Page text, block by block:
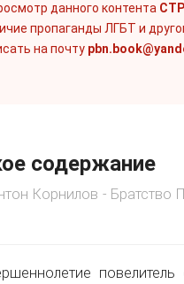
данного контента
пропаганды ЛГБТ и
на почту
содержание
Корнилов - Братство
повелитель